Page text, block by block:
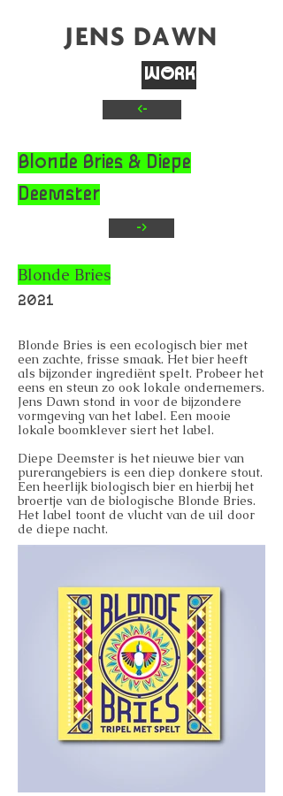
JENS DAWN
WORK
CONTACT
<-
Blonde Bries & Diepe
Deemster
->
Blonde Bries
2021
Blonde Bries is een ecologisch bier met
een zachte, frisse smaak. Het bier heeft
als bijzonder ingrediënt spelt. Probeer het
eens en steun zo ook lokale ondernemers.
Jens Dawn stond in voor de bijzondere
vormgeving van het label. Een mooie
lokale boomklever siert het label.
Diepe Deemster is het nieuwe bier van
purerangebiers is een diep donkere stout.
Een heerlijk biologisch bier en hierbij het
broertje van de biologische Blonde Bries.
Het label toont de vlucht van de uil door
de diepe nacht.